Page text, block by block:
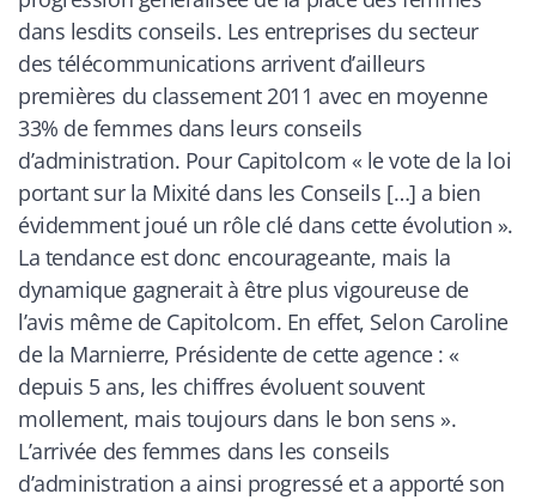
dans lesdits conseils. Les entreprises du secteur
des télécommunications arrivent d’ailleurs
premières du classement 2011 avec en moyenne
33% de femmes dans leurs conseils
d’administration. Pour Capitolcom « le vote de la loi
portant sur la Mixité dans les Conseils […] a bien
évidemment joué un rôle clé dans cette évolution ».
La tendance est donc encourageante, mais la
dynamique gagnerait à être plus vigoureuse de
l’avis même de Capitolcom. En effet, Selon Caroline
de la Marnierre, Présidente de cette agence : «
depuis 5 ans, les chiffres évoluent souvent
mollement, mais toujours dans le bon sens ».
L’arrivée des femmes dans les conseils
d’administration a ainsi progressé et a apporté son